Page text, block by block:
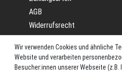
AGB
Widerrufsrecht
Impressum
Datenschutz
Batterieverordnung
Wir verwenden Cookies und ähnliche
Website und verarbeiten
Besucher:innen unserer Webseite (z.B.